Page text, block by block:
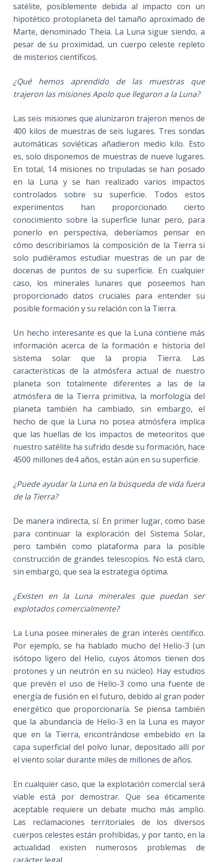
satélite, posiblemente debida al impacto con un
hipotético protoplaneta del tamaño aproximado de
Marte, denominado Theia. La Luna sigue siendo, a
pesar de su proximidad, un cuerpo celeste repleto
de misterios científicos.
¿Qué hemos aprendido de las muestras que
trajeron las misiones Apolo que llegaron a la Luna?
Las seis misiones que alunizaron trajeron menos de
400 kilos de muestras de seis lugares. Tres sondas
automáticas soviéticas añadieron medio kilo. Esto
es, solo disponemos de muestras de nueve lugares.
En total, 14 misiones no tripuladas se han posado
en la Luna y se han realizado varios impactos
controlados sobre su superficie. Todos estos
experimentos han proporcionado cierto
conocimiento sobre la superficie lunar pero, para
ponerlo en perspectiva, deberíamos pensar en
cómo describiríamos la composición de la Tierra si
solo pudiéramos estudiar muestras de un par de
docenas de puntos de su superficie. En cualquier
caso, los minerales lunares que poseemos han
proporcionado datos cruciales para entender su
posible formación y su relación con la Tierra.
Un hecho interesante es que la Luna contiene más
información acerca de la formación e historia del
sistema solar que la propia Tierra. Las
características de la atmósfera actual de nuestro
planeta son totalmente diferentes a las de la
atmósfera de la Tierra primitiva, la morfología del
planeta también ha cambiado, sin embargo, el
hecho de que la Luna no posea atmósfera implica
que las huellas de los impactos de meteoritos que
nuestro satélite ha sufrido desde su formación, hace
4500 millones de4 años, están aún en su superficie.
¿Puede ayudar la Luna en la búsqueda de vida fuera
de la Tierra?
De manera indirecta, sí. En primer lugar, como base
para continuar la exploración del Sistema Solar,
pero también como plataforma para la posible
construcción de grandes telescopios. No está claro,
sin embargo, que sea la estrategia óptima.
¿Existen en la Luna minerales que puedan ser
explotados comercialmente?
La Luna posee minerales de gran interés científico.
Por ejemplo, se ha hablado mucho del Helio-3 (un
isótopo ligero del Helio, cuyos átomos tienen dos
protones y un neutrón en su núcleo). Hay estudios
que prevén el uso de Helio-3 como una fuente de
energía de fusión en el futuro, debido al gran poder
energético que proporcionaría. Se piensa también
que la abundancia de Helio-3 en la Luna es mayor
que en la Tierra, encontrándose embebido en la
capa superficial del polvo lunar, depositado allí por
el viento solar durante miles de millones de años.
En cualquier caso, que la explotación comercial será
viable está por demostrar. Que sea éticamente
aceptable requiere un debate mucho más amplio.
Las reclamaciones territoriales de los diversos
cuerpos celestes están prohibidas, y por tanto, en la
actualidad existen numerosos problemas de